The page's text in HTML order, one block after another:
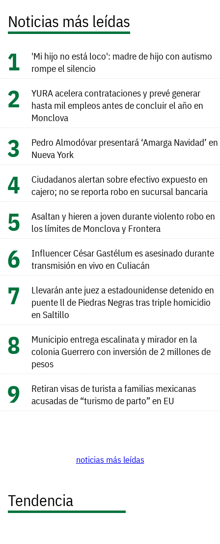
Noticias más leídas
'Mi hijo no está loco': madre de hijo con autismo
rompe el silencio
YURA acelera contrataciones y prevé generar
hasta mil empleos antes de concluir el año en
Monclova
Pedro Almodóvar presentará ‘Amarga Navidad’ en
Nueva York
Ciudadanos alertan sobre efectivo expuesto en
cajero; no se reporta robo en sucursal bancaria
Asaltan y hieren a joven durante violento robo en
los límites de Monclova y Frontera
Influencer César Gastélum es asesinado durante
transmisión en vivo en Culiacán
Llevarán ante juez a estadounidense detenido en
puente ll de Piedras Negras tras triple homicidio
en Saltillo
Municipio entrega escalinata y mirador en la
colonia Guerrero con inversión de 2 millones de
pesos
Retiran visas de turista a familias mexicanas
acusadas de “turismo de parto” en EU
noticias más leídas
Tendencia